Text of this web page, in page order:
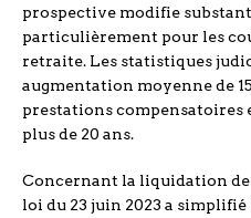
prospective modifie
particulièrement pour les
retraite. Les statistiques
augmentation moyenne de
prestations compensatoires
plus de 20 ans.
Concernant la liquidation
loi du 23 juin 2023 a